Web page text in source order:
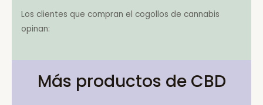
Los clientes que compran el cogollos de cannabis
opinan:
Más productos de CBD